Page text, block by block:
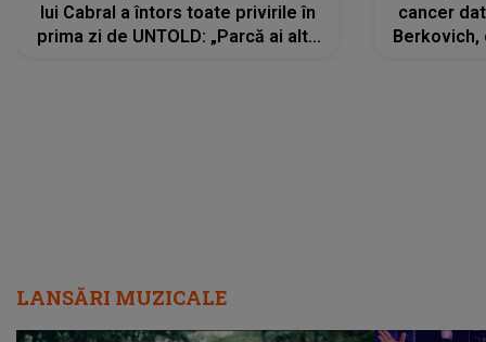
lui Cabral a întors toate privirile în
prima zi de UNTOLD: „Parcă ai altă
cancer
Berkovich,
LANSĂRI MUZICALE